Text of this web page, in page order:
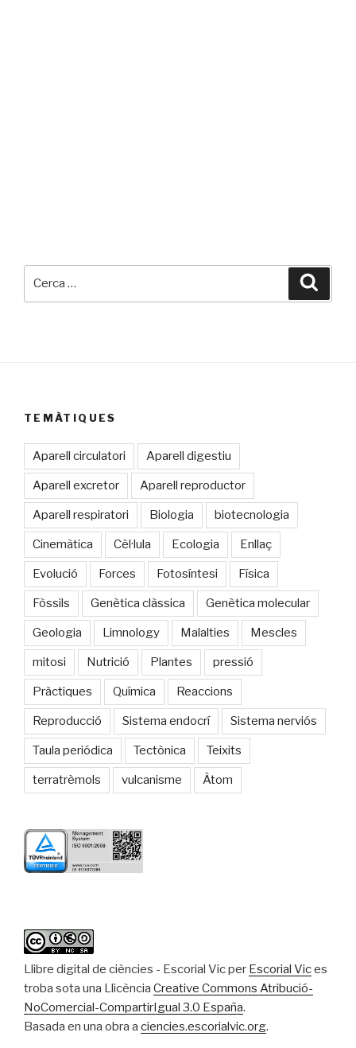
TEMÀTIQUES
Aparell circulatori Aparell digestiu
Aparell excretor Aparell reproductor
Aparell respiratori Biologia biotecnologia
Cinemàtica Cèl·lula Ecologia Enllaç
Evolució Forces Fotosíntesi Física
Fòssils Genètica clàssica Genètica molecular
Geologia Limnology Malalties Mescles
mitosi Nutrició Plantes pressió
Pràctiques Química Reaccions
Reproducció Sistema endocrí Sistema nerviós
Taula periódica Tectònica Teixits
terratrèmols vulcanisme Àtom
Llibre digital de ciències - Escorial Vicper Escorial Vices
troba sota una Llicència Creative Commons Atribució-
NoComercial-CompartirIgual 3.0 España.
Basada en una obra a ciencies.escorialvic.org.